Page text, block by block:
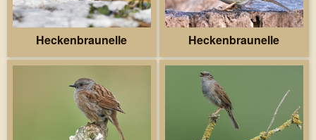
Heckenbraunelle Heckenbraunelle